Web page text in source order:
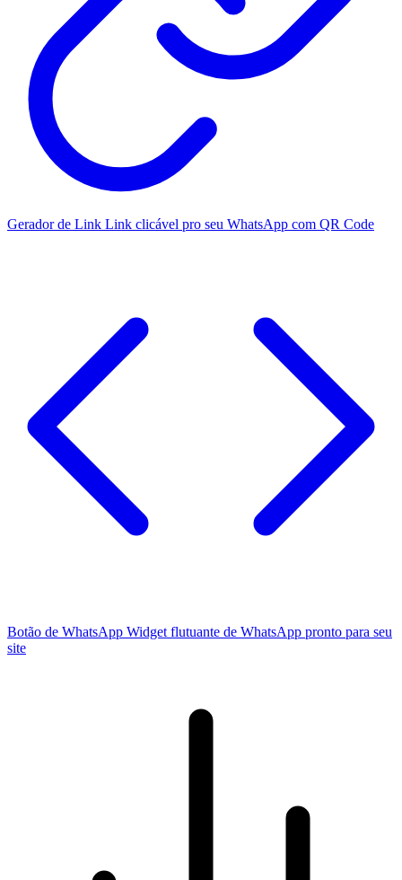
Gerador de Link Link clicável pro seu WhatsApp com QR Code
Botão de WhatsApp Widget flutuante de WhatsApp pronto para seu
site